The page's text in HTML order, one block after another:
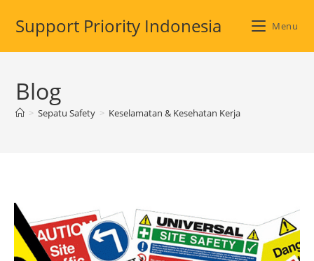
Support Priority Indonesia Menu
Blog
> Sepatu Safety > Keselamatan & Kesehatan Kerja